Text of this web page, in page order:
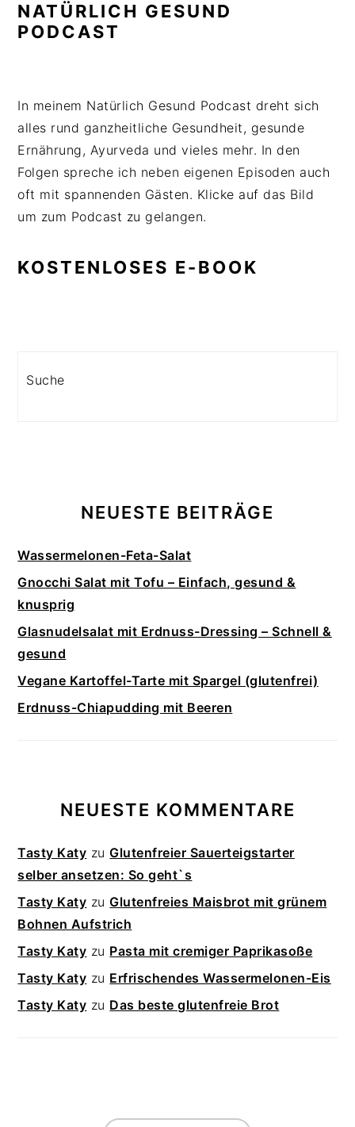
NATÜRLICH GESUND
PODCAST
In meinem Natürlich Gesund Podcast dreht sich
alles rund ganzheitliche Gesundheit, gesunde
Ernährung, Ayurveda und vieles mehr. In den
Folgen spreche ich neben eigenen Episoden auch
oft mit spannenden Gästen. Klicke auf das Bild
um zum Podcast zu gelangen.
KOSTENLOSES E-BOOK
NEUESTE BEITRÄGE
Wassermelonen-Feta-Salat
Gnocchi Salat mit Tofu – Einfach, gesund &
knusprig
Glasnudelsalat mit Erdnuss-Dressing – Schnell &
gesund
Vegane Kartoffel-Tarte mit Spargel (glutenfrei)
Erdnuss-Chiapudding mit Beeren
NEUESTE KOMMENTARE
Tasty Katy zuGlutenfreier Sauerteigstarter
selber ansetzen: So geht`s
Tasty Katy zuGlutenfreies Maisbrot mit grünem
Bohnen Aufstrich
Tasty Katy zu Pasta mit cremiger Paprikasoße
Tasty Katy zu Erfrischendes Wassermelonen-Eis
Tasty Katy zu Das beste glutenfreie Brot